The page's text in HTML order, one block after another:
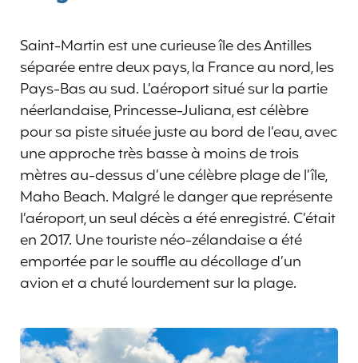
Saint-Martin est une curieuse île des Antilles
séparée entre deux pays, la France au nord, les
Pays-Bas au sud. L’aéroport situé sur la partie
néerlandaise, Princesse-Juliana, est célèbre
pour sa piste située juste au bord de l’eau, avec
une approche très basse à moins de trois
mètres au-dessus d’une célèbre plage de l’île,
Maho Beach. Malgré le danger que représente
l’aéroport, un seul décès a été enregistré. C’était
en 2017. Une touriste néo-zélandaise a été
emportée par le souffle au décollage d’un
avion et a chuté lourdement sur la plage.